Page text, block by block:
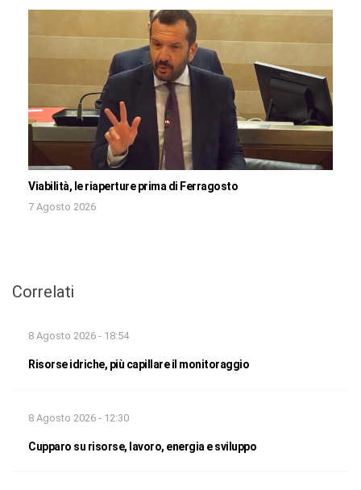
Viabilità, le riaperture prima di Ferragosto
7 Agosto 2026
Correlati
8 Agosto 2026 - 18:54
Risorse idriche, più capillare il monitoraggio
8 Agosto 2026 - 12:30
Cupparo su risorse, lavoro, energia e sviluppo